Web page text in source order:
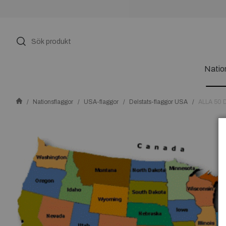
Nationsflaggor USA-flaggor Delstats-flaggor USA ALLA 50